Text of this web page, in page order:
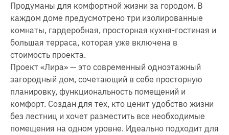
Продуманы для комфортной жизни за городом. В
каждом доме предусмотрено три изолированные
комнаты, гардеробная, просторная кухня-гостиная и
большая терраса, которая уже включена в
стоимость проекта.
Проект «Лира» — это современный одноэтажный
загородный дом, сочетающий в себе просторную
планировку, функциональность помещений и
комфорт. Создан для тех, кто ценит удобство жизни
без лестниц и хочет разместить все необходимые
помещения на одном уровне. Идеально подходит для